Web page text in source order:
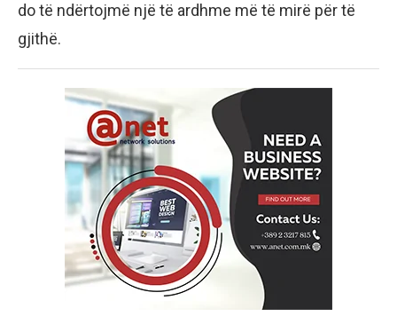
do të ndërtojmë një të ardhme më të mirë për të
gjithë.